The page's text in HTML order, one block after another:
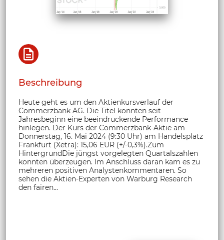
Beschreibung
Heute geht es um den Aktienkursverlauf der
Commerzbank AG. Die Titel konnten seit
Jahresbeginn eine beeindruckende Performance
hinlegen. Der Kurs der Commerzbank-Aktie am
Donnerstag, 16. Mai 2024 (9:30 Uhr) am Handelsplatz
Frankfurt (Xetra): 15,06 EUR (+/-0,3%).Zum
HintergrundDie jüngst vorgelegten Quartalszahlen
konnten überzeugen. Im Anschluss daran kam es zu
mehreren positiven Analystenkommentaren. So
sehen die Aktien-Experten von Warburg Research
den fairen...